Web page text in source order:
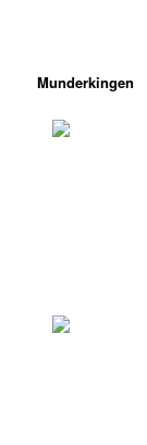
Munderkingen